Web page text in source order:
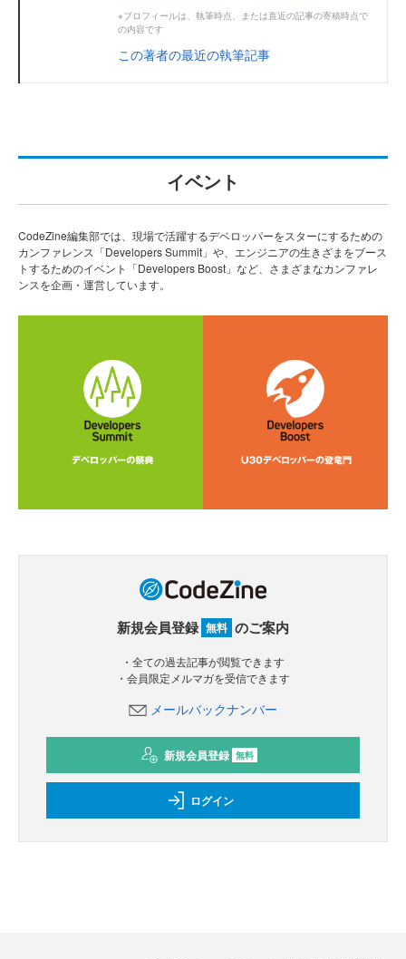
※プロフィールは、執筆時点、または直近の記事の寄稿時点で
の内容です
この著者の最近の執筆記事
イベント
CodeZine編集部では、現場で活躍するデベロッパーをスターにするための
カンファレンス「Developers Summit」や、エンジニアの生きざまをブース
トするためのイベント「Developers Boost」など、さまざまなカンファレ
ンスを企画・運営しています。
新規会員登録 無料 のご案内
・全ての過去記事が閲覧できます
・会員限定メルマガを受信できます
メールバックナンバー
新規会員登録 無料
ログイン